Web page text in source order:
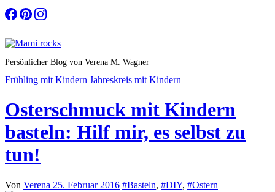
Zum
Inhalt
Persönlicher Blog von Verena M. Wagner
Frühling mit Kindern Jahreskreis mit Kindern
Osterschmuck mit Kindern
basteln: Hilf mir, es selbst zu
tun!
Von Verena 25. Februar 2016 #Basteln, #DIY, #Ostern